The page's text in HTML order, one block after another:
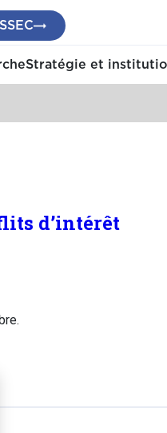
Stratégie et
d’intérêt